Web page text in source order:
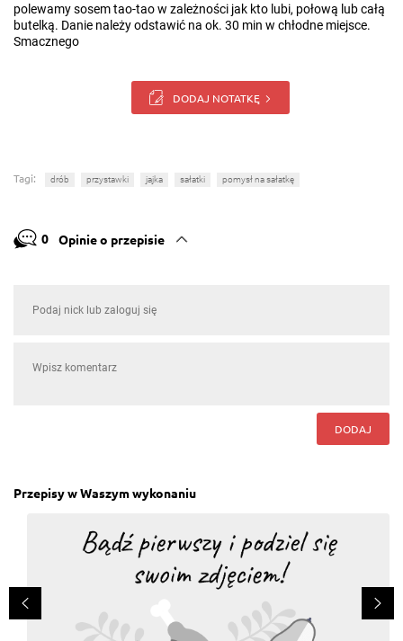
polewamy sosem tao-tao w zależności jak kto lubi, połową lub całą
butelką. Danie należy odstawić na ok. 30 min w chłodne miejsce.
Smacznego
DODAJ NOTATKĘ
Tagi: drób przystawki jajka sałatki pomysł na sałatkę
0 Opinie o przepisie
DODAJ
Przepisy w Waszym wykonaniu